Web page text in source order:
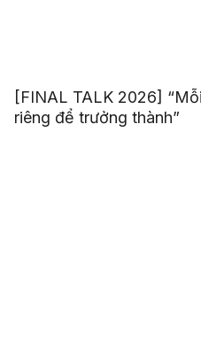
[FINAL TALK 2026]
riêng để trưởng thành”